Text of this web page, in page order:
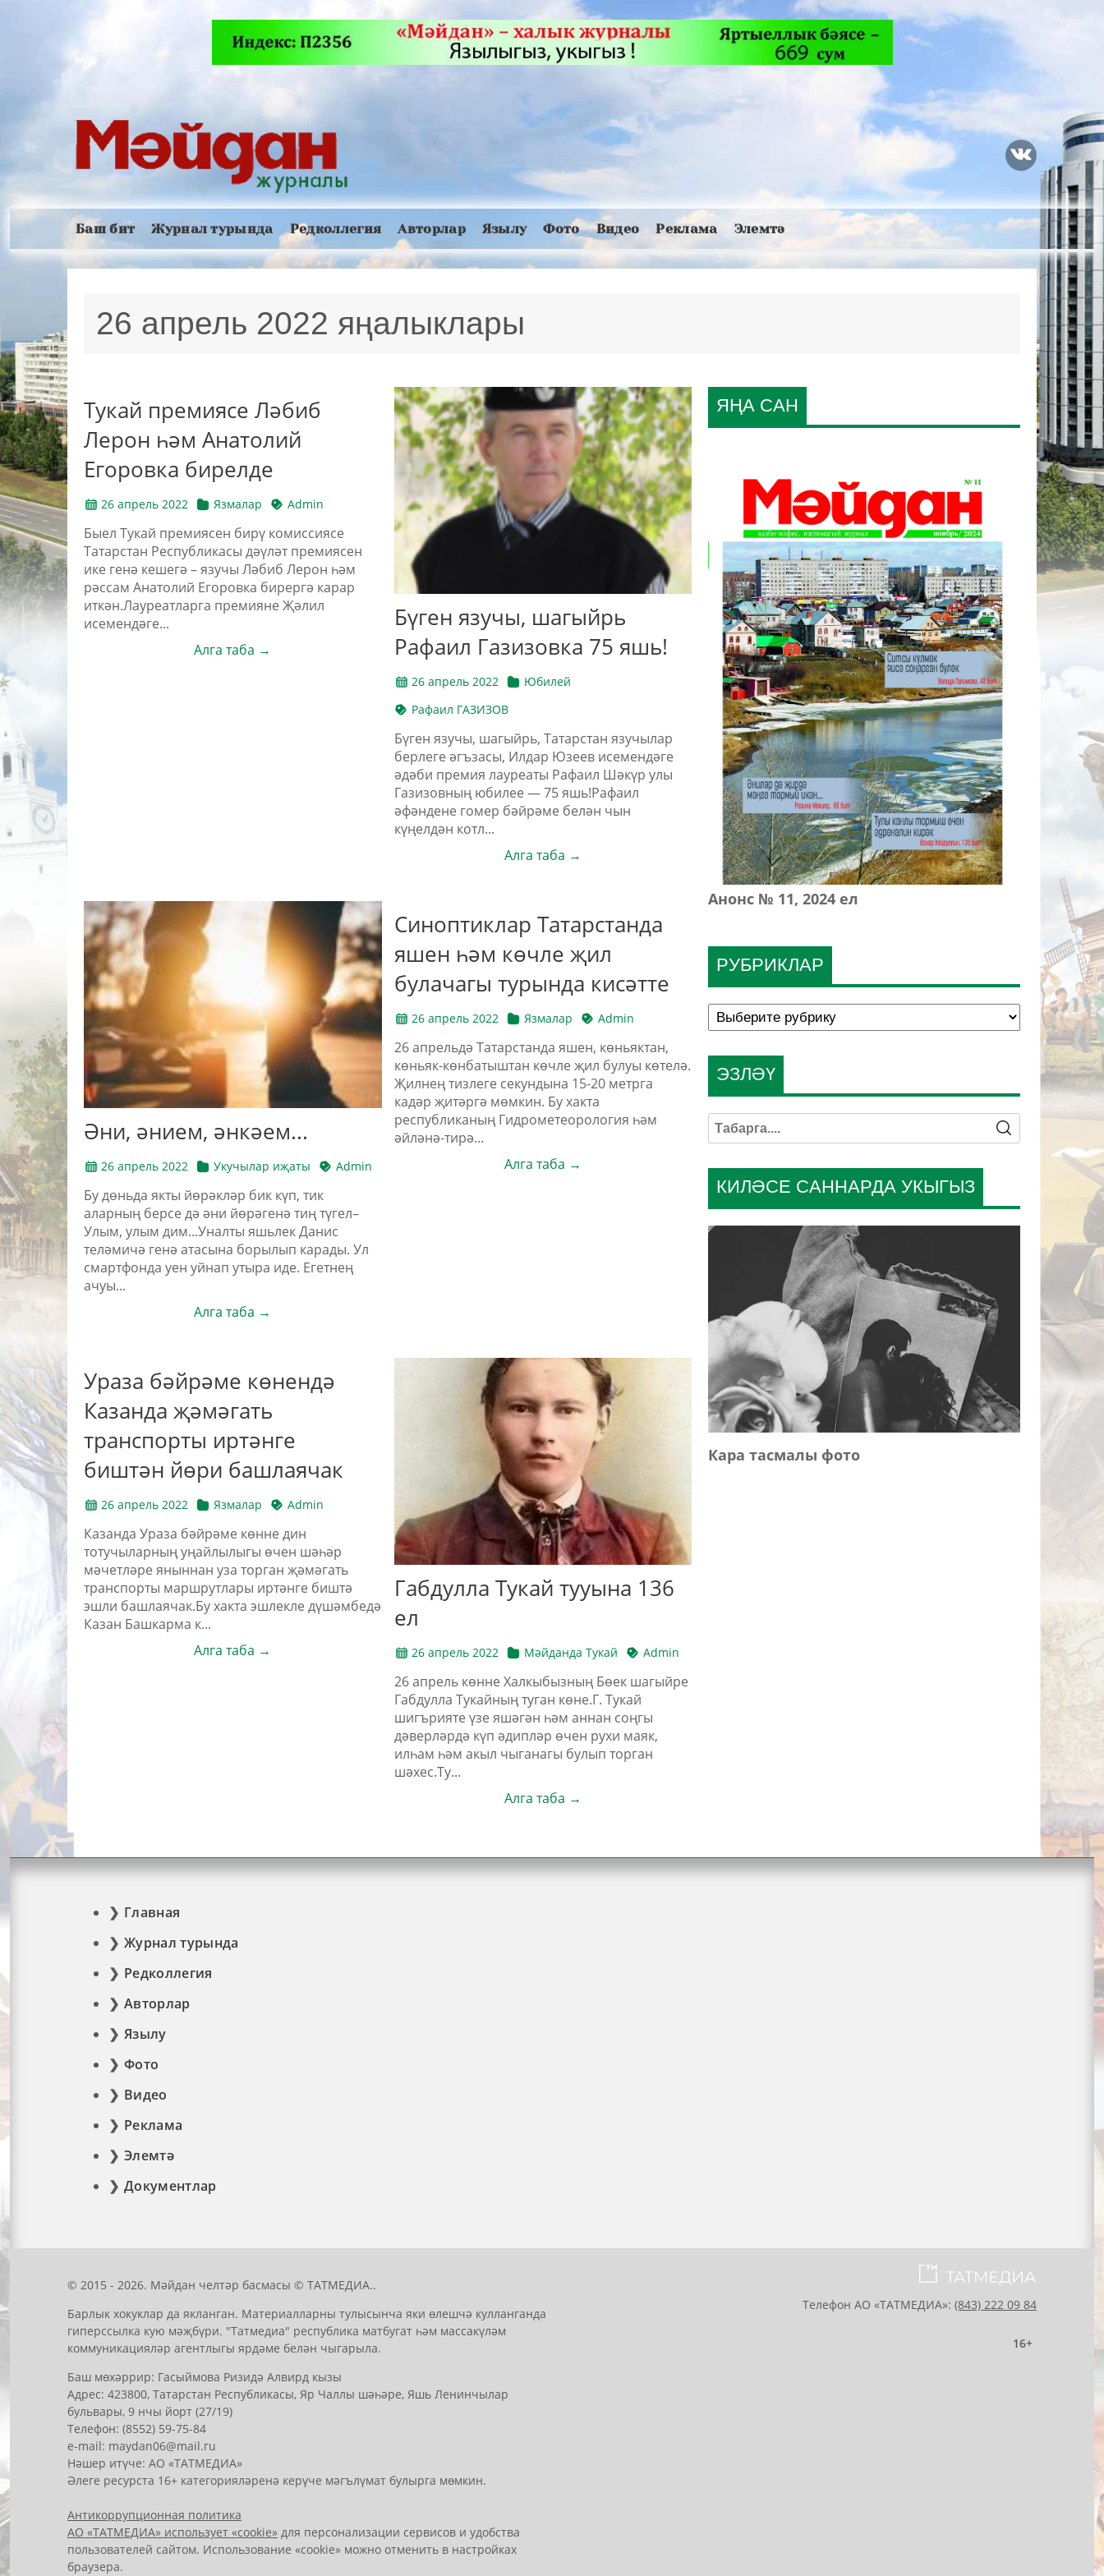
Баш бит Журнал турында Редколлегия Авторлар Язылу Фото Видео Реклама Элемтә
26 апрель 2022 яңалыклары
Тукай премиясе Ләбиб
Лерон һәм Анатолий
Егоровка бирелде
26 апрель 2022 Язмалар Admin
Быел Тукай премиясен бирү комиссиясе
Татарстан Республикасы дәүләт премиясен
ике генә кешегә – язучы Ләбиб Лерон һәм
рәссам Анатолий Егоровка бирергә карар
иткән.Лауреатларга премияне Җәлил
исемендәге...
Алга таба →
Бүген язучы, шагыйрь
Рафаил Газизовка 75 яшь!
26 апрель 2022
Юбилей
Рафаил ГАЗИЗОВ
Бүген язучы, шагыйрь, Татарстан язучылар
берлеге әгъзасы, Илдар Юзеев исемендәге
әдәби премия лауреаты Рафаил Шәкүр улы
Газизовның юбилее — 75 яшь!Рафаил
әфәндене гомер бәйрәме белән чын
күңелдән котл...
Алга таба →
Әни, әнием, әнкәем...
26 апрель 2022 Укучылар иҗаты Admin
Бу дөньда якты йөрәкләр бик күп, тик
аларның берсе дә әни йөрәгенә тиң түгел–
Улым, улым дим...Уналты яшьлек Данис
теләмичә генә атасына борылып карады. Ул
смартфонда уен уйнап утыра иде. Егетнең
ачуы...
Алга таба →
Синоптиклар Татарстанда
яшен һәм көчле җил
булачагы турында кисәтте
26 апрель 2022 Язмалар Admin
26 апрельдә Татарстанда яшен, көньяктан,
көньяк-көнбатыштан көчле җил булуы көтелә.
Җилнең тизлеге секундына 15-20 метрга
кадәр җитәргә мөмкин. Бу хакта
республиканың Гидрометеорология һәм
әйләнә-тирә...
Алга таба →
Ураза бәйрәме көнендә
Казанда җәмәгать
транспорты иртәнге
биштән йөри башлаячак
26 апрель 2022 Язмалар Admin
Казанда Ураза бәйрәме көнне дин
тотучыларның уңайлылыгы өчен шәһәр
мәчетләре яныннан уза торган җәмәгать
транспорты маршрутлары иртәнге биштә
эшли башлаячак.Бу хакта эшлекле дүшәмбедә
Казан Башкарма к...
Алга таба →
Габдулла Тукай тууына 136
ел
26 апрель 2022 Мәйданда Тукай Admin
26 апрель көнне Халкыбызның Бөек шагыйре
Габдулла Тукайның туган көне.Г. Тукай
шигърияте үзе яшәгән һәм аннан соңгы
дәверләрдә күп әдипләр өчен рухи маяк,
илһам һәм акыл чыганагы булып торган
шәхес.Ту...
Алга таба →
РУБРИКЛАР
ЯҢА САН
Анонс № 11, 2024 ел
КИЛӘСЕ САННАРДА УКЫГЫЗ
Кара тасмалы фото
ЭЗЛӘҮ
Главная
Журнал турында
Редколлегия
Авторлар
Язылу
Фото
Видео
Реклама
Элемтә
Документлар
© 2015 - 2026. Мәйдан челтәр басмасы © ТАТМЕДИА..
Барлык хокуклар да якланган. Материалларны тулысынча яки өлешчә кулланганда
гиперссылка кую мәҗбүри. "Татмедиа" республика матбугат һәм массакүләм
коммуникацияләр агентлыгы ярдәме белән чыгарыла.
Баш мөхәррир: Гасыймова Ризидә Алвирд кызы
Адрес: 423800, Татарстан Республикасы, Яр Чаллы шәһәре, Яшь Ленинчылар
бульвары, 9 нчы йорт (27/19)
Телефон: (8552) 59-75-84
е-mail: mауdаn06@mail.гu
Нәшер итүче: АО «ТАТМЕДИА»
Әлеге ресурста 16+ категорияләренә керүче мәгълүмат булырга мөмкин.
Антикоррупционная политика
АО «ТАТМЕДИА» использует «cookie» для персонализации сервисов и удобства
пользователей сайтом. Использование «cookie» можно отменить в настройках
браузера.
Телефон АО «ТАТМЕДИА»: (843) 222 09 84
16+